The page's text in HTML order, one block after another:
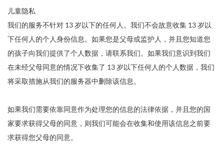
儿童隐私
我们的服务不针对 13 岁以下的任何人。我们不会故意收集 13 岁以
下任何人的个人身份信息。如果您是父母或监护人，并且您知道您
的孩子向我们提供了个人数据，请联系我们。如果我们意识到我们
在未经父母同意的情况下收集了 13 岁以下任何人的个人数据，我们
将采取措施从我们的服务器中删除该信息。
如果我们需要依靠同意作为处理您的信息的法律依据，并且您的国
家要求获得父母的同意，则我们可能会在收集和使用该信息之前要
求获得您父母的同意。